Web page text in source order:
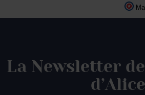
La Newsletter
d’Alice